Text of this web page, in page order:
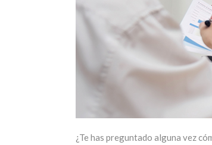
¿Te has preguntado alguna vez